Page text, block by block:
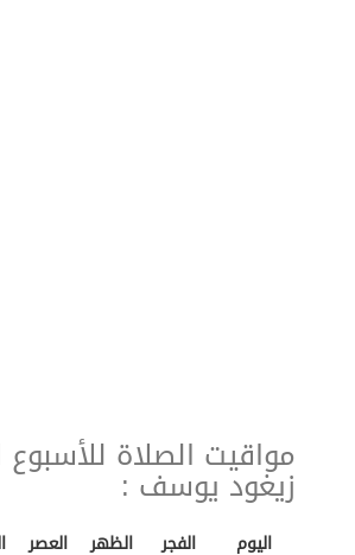
مواقيت الصلاة للأسبوع
زيغود يوسف :
اليوم الفجر الظهر العصر